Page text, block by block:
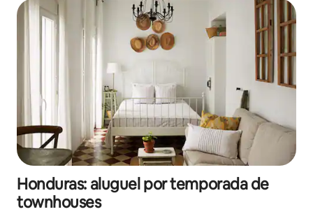
Honduras: aluguel por temporada de
townhouses